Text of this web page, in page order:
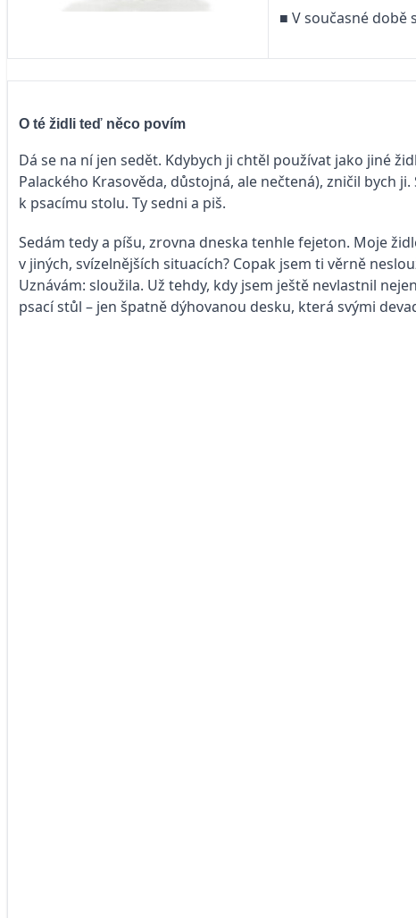
■ V současné
O té židli teď něco povím
Dá se na ní jen sedět. Kdybych ji chtěl používat jako jiné
Palackého Krasověda, důstojná, ale nečtená), zničil bych
k psacímu stolu. Ty sedni a piš.
Sedám tedy a píšu, zrovna dneska tenhle fejeton. Moje
v jiných, svízelnějších situacích? Copak jsem ti věrně
Uznávám: sloužila. Už tehdy, kdy jsem ještě nevlastnil
psací stůl – jen špatně dýhovanou desku, která svými